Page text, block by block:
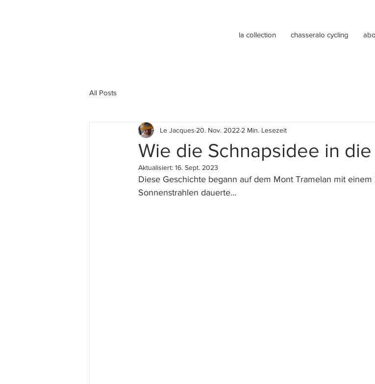
la collection chasseralo cycling
All Posts
Wie die Schnapsidee in
Le Jacques 20. Nov. 2022 2 Min. Lesezeit
Aktualisiert: 16. Sept. 2023
Diese Geschichte begann auf dem Mont Tramelan mit einem
Sonnenstrahlen dauerte...